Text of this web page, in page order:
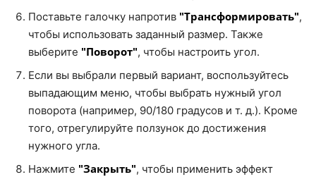
Поставьте галочку напротив "Трансформировать",
чтобы использовать заданный размер. Также
выберите "Поворот", чтобы настроить угол.
Если вы выбрали первый вариант, воспользуйтесь
выпадающим меню, чтобы выбрать нужный угол
поворота (например, 90/180 градусов и т. д.). Кроме
того, отрегулируйте ползунок до достижения
нужного угла.
Нажмите "Закрыть", чтобы применить эффект